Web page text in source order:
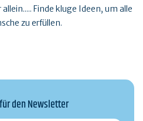
Finde kluge Ideen, um alle
zu erfüllen.
den Newsletter